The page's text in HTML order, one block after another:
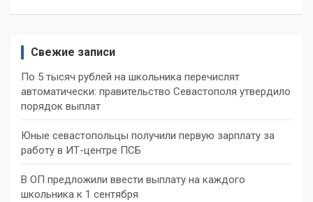
Свежие записи
По 5 тысяч рублей на школьника перечислят
автоматически: правительство Севастополя утвердило
порядок выплат
Юные севастопольцы получили первую зарплату за
работу в ИТ-центре ПСБ
В ОП предложили ввести выплату на каждого
школьника к 1 сентября